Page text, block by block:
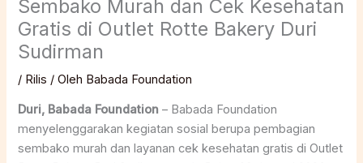
Sembako Murah dan Cek Kesehatan
Gratis di Outlet Rotte Bakery Duri
Sudirman
/ Rilis / Oleh Babada Foundation
Duri, Babada Foundation – Babada Foundation
menyelenggarakan kegiatan sosial berupa pembagian
sembako murah dan layanan cek kesehatan gratis di Outlet